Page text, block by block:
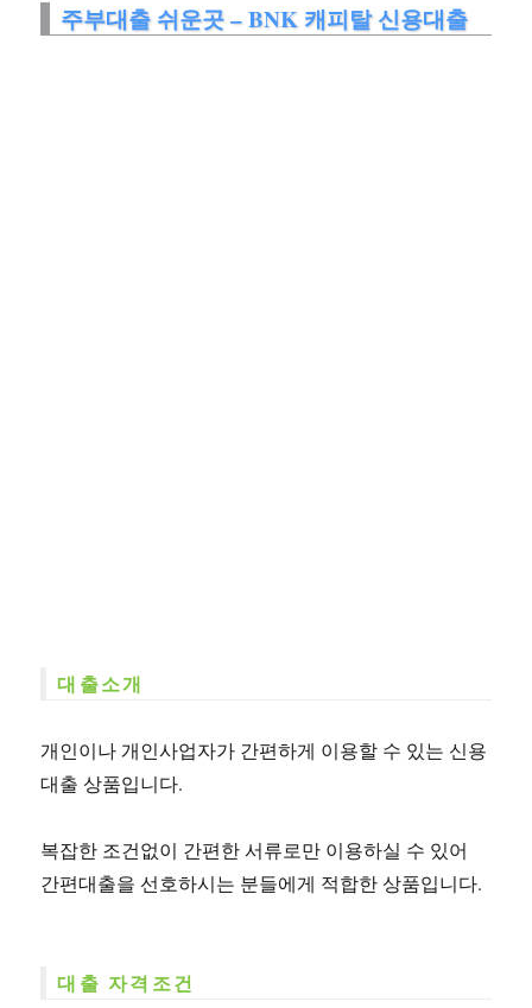
주부대출 쉬운곳 – BNK 캐피탈 신용대출
대출소개
개인이나 개인사업자가 간편하게 이용할 수 있는 신용
대출 상품입니다.
복잡한 조건없이 간편한 서류로만 이용하실 수 있어
간편대출을 선호하시는 분들에게 적합한 상품입니다.
대출 자격조건